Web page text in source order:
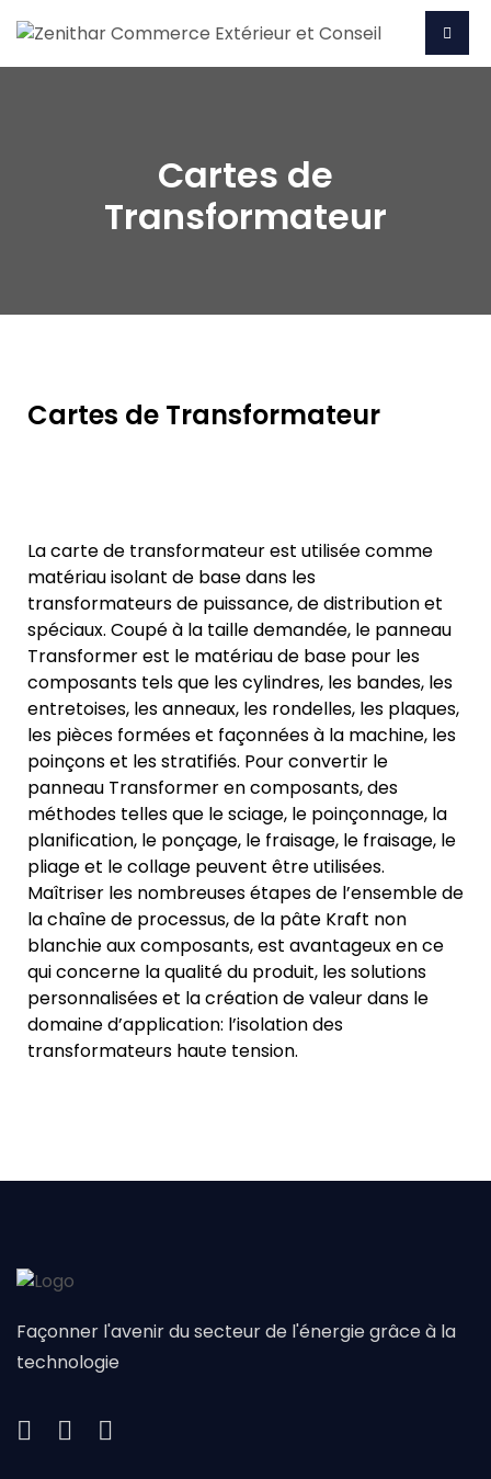
Cartes de
Transformateur
Cartes de Transformateur
La carte de transformateur est utilisée comme
matériau isolant de base dans les
transformateurs de puissance, de distribution et
spéciaux. Coupé à la taille demandée, le panneau
Transformer est le matériau de base pour les
composants tels que les cylindres, les bandes, les
entretoises, les anneaux, les rondelles, les plaques,
les pièces formées et façonnées à la machine, les
poinçons et les stratifiés. Pour convertir le
panneau Transformer en composants, des
méthodes telles que le sciage, le poinçonnage, la
planification, le ponçage, le fraisage, le fraisage, le
pliage et le collage peuvent être utilisées.
Maîtriser les nombreuses étapes de l’ensemble de
la chaîne de processus, de la pâte Kraft non
blanchie aux composants, est avantageux en ce
qui concerne la qualité du produit, les solutions
personnalisées et la création de valeur dans le
domaine d’application: l’isolation des
transformateurs haute tension.
Façonner l'avenir du secteur de l'énergie grâce à la
technologie